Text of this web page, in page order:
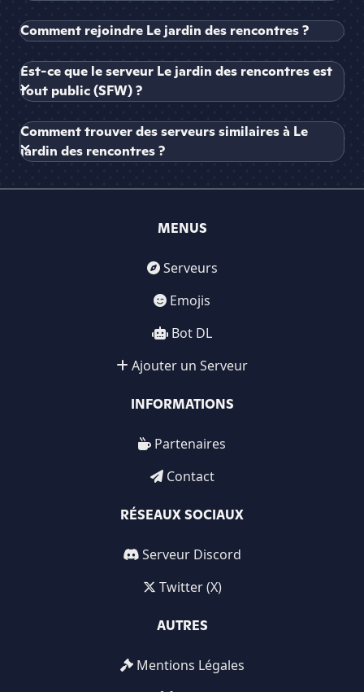
Comment rejoindre Le jardin des rencontres ?
Est-ce que le serveur Le jardin des rencontres est
tout public (SFW) ?
Comment trouver des serveurs similaires à Le
jardin des rencontres ?
MENUS
Serveurs
Emojis
Bot DL
Ajouter un Serveur
INFORMATIONS
Partenaires
Contact
RÉSEAUX SOCIAUX
Serveur Discord
Twitter (X)
AUTRES
Mentions Légales